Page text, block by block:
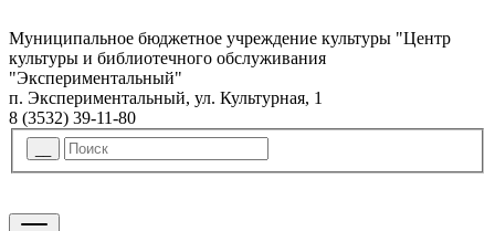
Муниципальное бюджетное учреждение культуры "Центр
культуры и библиотечного обслуживания
"Экспериментальный"
п. Экспериментальный, ул. Культурная, 1
8 (3532) 39-11-80